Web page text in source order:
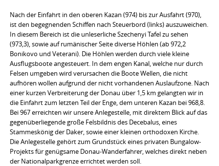
Nach der Einfahrt in den oberen Kazan (974) bis zur Ausfahrt (970),
ist den begegnenden Schiffen nach Steuerbord (links) auszuweichen.
In diesem Bereich ist die unleserliche Szechenyi Tafel zu sehen
(973,3), sowie auf rumänischer Seite diverse Höhlen (ab 972,2
Bonikovo und Veterani). Die Höhlen werden durch viele kleine
Ausflugsboote angesteuert. In dem engen Kanal, welche nur durch
Felsen umgeben wird verursachen die Boote Wellen, die nicht
aufhören wollen aufgrund der nicht vorhandenen Auslaufzone. Nach
einer kurzen Verbreiterung der Donau über 1,5 km gelangten wir in
die Einfahrt zum letzten Teil der Enge, dem unteren Kazan bei 968,8.
Bei 967 erreichten wir unsere Anlegestelle, mit direktem Blick auf das
gegenüberliegende große Felsbildnis des Decebalus, eines
Stammeskönig der Daker, sowie einer kleinen orthodoxen Kirche.
Die Anlegestelle gehört zum Grundstück eines privaten Bungalow-
Projekts für genügsame Donau-Wanderfahrer, welches direkt neben
der Nationalparkgrenze errichtet werden soll.